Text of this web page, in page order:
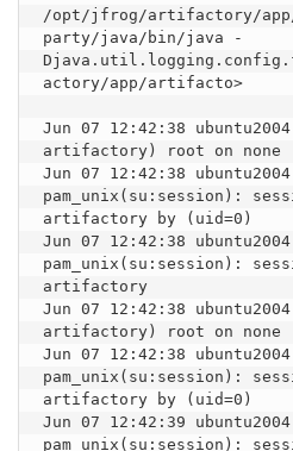
/opt/jfrog/artifactory/
party/java/bin/java -
actory/app/artifacto>
Jun 07 12:42:38
artifactory) root on none
Jun 07 12:42:38
pam_unix(su:session):
artifactory by (uid=0)
Jun 07 12:42:38
pam_unix(su:session):
artifactory
Jun 07 12:42:38
artifactory) root on none
Jun 07 12:42:38
pam_unix(su:session):
artifactory by (uid=0)
Jun 07 12:42:39
pam_unix(su:session):